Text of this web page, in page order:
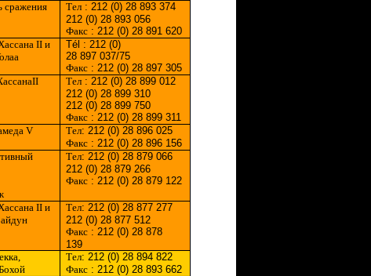
сражения
Tел: 212 (0) 28 893 374
212 (0) 28 893 056
Факс: 212 (0) 28 891 620
IIи
Tél : 212 (0)
28 897 037/75
Факс: 212 (0) 28 897 305
II Tел: 212 (0) 28 899 012
212 (0) 28 899 310
212 (0) 28 899 750
Факс: 212 (0) 28 899 311
V Tел: 212 (0) 28 896 025
Факс: 212 (0) 28 896 156
Tел: 212 (0) 28 879 066
212 (0) 28 879 266
Факс: 212 (0) 28 879 122
IIи
Tел: 212 (0) 28 877 277
212 (0) 28 877 512
Факс: 212 (0) 28 878
139
ккa,
oхой
Tел: 212 (0) 28 894 822
Факс: 212 (0) 28 893 662